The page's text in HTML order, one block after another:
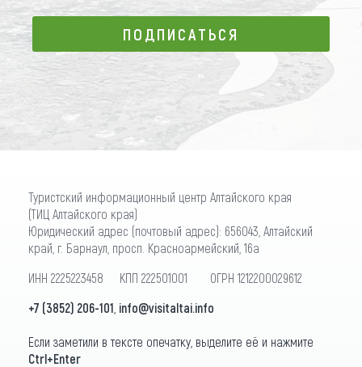
ПОДПИСАТЬСЯ
ПОДПИСАТЬСЯ
Туристский информационный центр Алтайского края
(ТИЦ Алтайского края)
Юридический адрес (почтовый адрес): 656043, Алтайский
край, г. Барнаул, просп. Красноармейский, 16а
ИНН 2225223458 КПП 222501001 ОГРН 1212200029612
+7 (3852) 206-101 info@visitaltai.info
Если заметили в тексте опечатку, выделите её и нажмите
Ctrl+Enter